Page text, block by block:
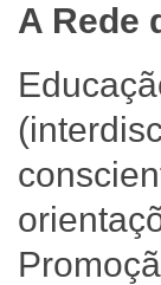
A Rede